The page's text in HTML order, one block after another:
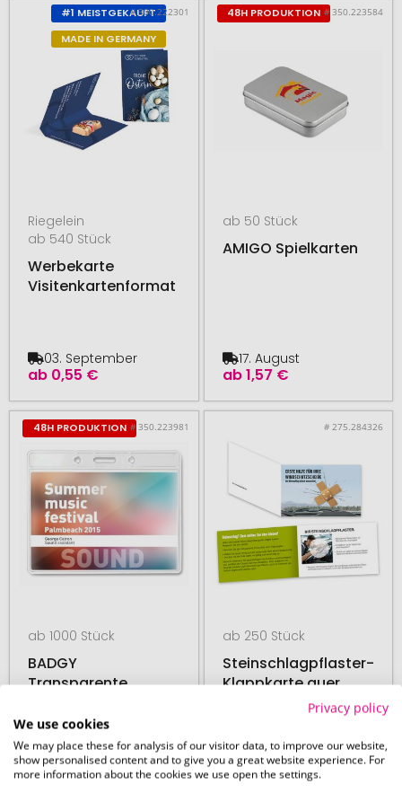
#1 MEISTGEKAUFT
MADE IN GERMANY
# 300.222301
Riegelein
ab 540 Stück
Werbekarte
Visitenkartenformat
ab 0,55 €
03. September
48H PRODUKTION # 350.223584
ab 50 Stück
AMIGO Spielkarten
ab1,57 €
17. August
48H PRODUKTION # 350.223981
ab 1000 Stück
BADGY
Transparente
17. August
# 275.284326
ab 250 Stück
Steinschlagpflaster-
Klappkarte quer
03. September
Privacy policy
We use cookies
We may place these for analysis of our visitor data, to improve our website,
show personalised content and to give you a great website experience. For
more information about the cookies we use open the settings.